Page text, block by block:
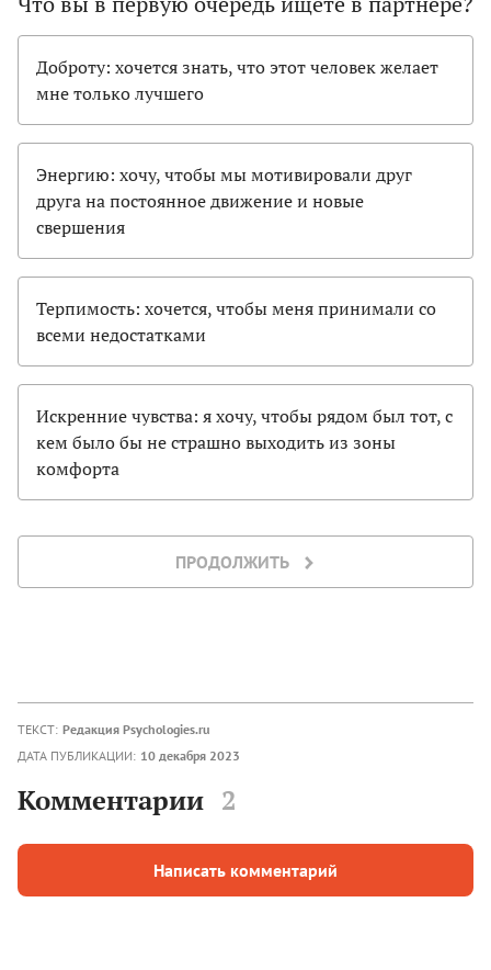
Доброту: хочется знать, что этот человек желает
мне только лучшего
Энергию: хочу, чтобы мы мотивировали друг
друга на постоянное движение и новые
свершения
Терпимость: хочется, чтобы меня принимали со
всеми недостатками
Искренние чувства: я хочу, чтобы рядом был тот, с
кем было бы не страшно выходить из зоны
комфорта
ПРОДОЛЖИТЬ
ТЕКСТ: Редакция Psychologies.ru
ДАТА ПУБЛИКАЦИИ: 10 декабря 2023
Комментарии 2
Написать комментарий